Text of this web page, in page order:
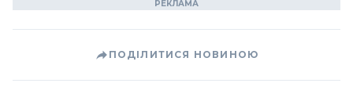
ПОДІЛИТИСЯ НОВИНОЮ